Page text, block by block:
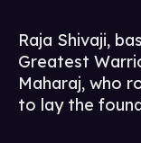
Raja Shivaji,
Greatest
Maharaj, who
to lay the